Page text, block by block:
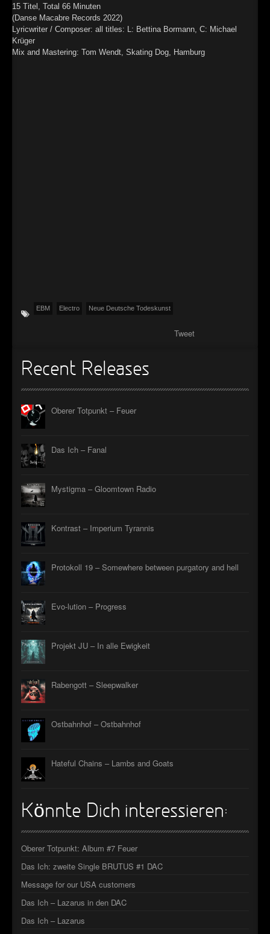
15 Titel, Total 66 Minuten
(Danse Macabre Records 2022)
Lyricwriter / Composer: all titles: L: Bettina Bormann, C: Michael
Krüger
Mix and Mastering: Tom Wendt, Skating Dog, Hamburg
EBM Electro Neue Deutsche Todeskunst
Tweet
Recent Releases
Oberer Totpunkt – Feuer
Das Ich – Fanal
Mystigma – Gloomtown Radio
Kontrast – Imperium Tyrannis
Protokoll 19 – Somewhere between purgatory and hell
Evo-lution – Progress
Projekt JU – In alle Ewigkeit
Rabengott – Sleepwalker
Ostbahnhof – Ostbahnhof
Hateful Chains – Lambs and Goats
Könnte Dich interessieren:
Oberer Totpunkt: Album #7 Feuer
Das Ich: zweite Single BRUTUS #1 DAC
Message for our USA customers
Das Ich – Lazarus in den DAC
Das Ich – Lazarus